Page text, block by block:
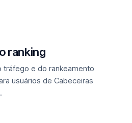
ranking
tráfego e do rankeamento
usuários de Cabeceiras